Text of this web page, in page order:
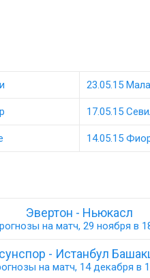
23.05.15
17.05.15
14.05.15
Эвертон - Ньюкасл
на матч, 29 ноября в
- Истанбул
на матч, 14 декабря в